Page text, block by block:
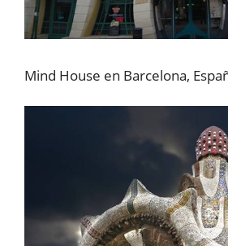
Mind House en Barcelona,